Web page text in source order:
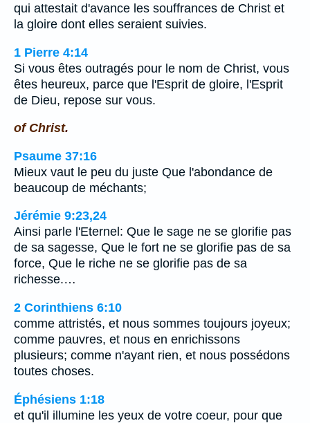
qui attestait d'avance les souffrances de Christ et
la gloire dont elles seraient suivies.
1 Pierre 4:14
Si vous êtes outragés pour le nom de Christ, vous
êtes heureux, parce que l'Esprit de gloire, l'Esprit
de Dieu, repose sur vous.
of Christ.
Psaume 37:16
Mieux vaut le peu du juste Que l'abondance de
beaucoup de méchants;
Jérémie 9:23,24
Ainsi parle l'Eternel: Que le sage ne se glorifie pas
de sa sagesse, Que le fort ne se glorifie pas de sa
force, Que le riche ne se glorifie pas de sa
richesse.…
2 Corinthiens 6:10
comme attristés, et nous sommes toujours joyeux;
comme pauvres, et nous en enrichissons
plusieurs; comme n'ayant rien, et nous possédons
toutes choses.
Éphésiens 1:18
et qu'il illumine les yeux de votre coeur, pour que